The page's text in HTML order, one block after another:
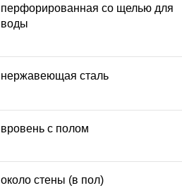
перфорированная со щелью для
воды
нержавеющая сталь
вровень с полом
около стены (в пол)